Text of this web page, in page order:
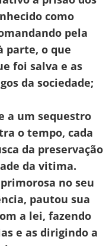
como
pela
parte, o que
foi salva e as
da sociedade;
a um sequestro
o tempo, cada
da preservação
da vitima.
no seu
pautou sua
a lei, fazendo
e as dirigindo a